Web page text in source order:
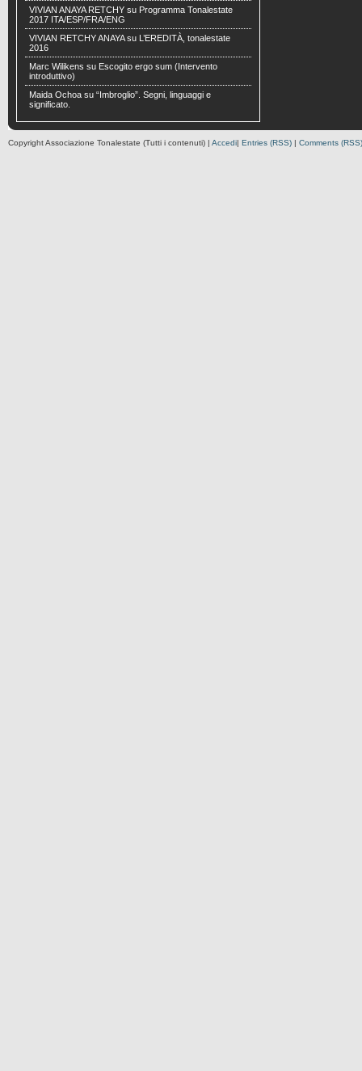
VIVIAN ANAYA RETCHY su Programma Tonalestate
2017 ITA/ESP/FRA/ENG
VIVIAN RETCHY ANAYAsu
L’EREDITÀ, tonalestate
2016
Marc Wilikens su Escogito ergo sum (Intervento
introduttivo)
Maida Ochoa su “Imbroglio”. Segni, linguaggi e
significato.
Copyright Associazione Tonalestate (Tutti i contenuti) | Accedi| Entries (RSS) | Comments (RSS)